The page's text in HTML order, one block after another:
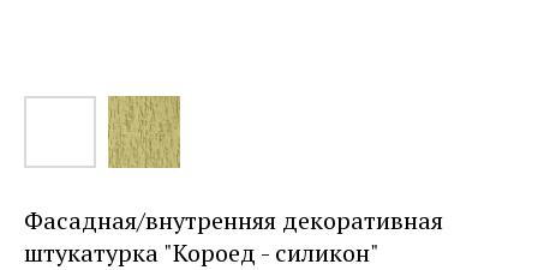
Фасадная/внутренняя декоративная
штукатурка "Короед - силикон"